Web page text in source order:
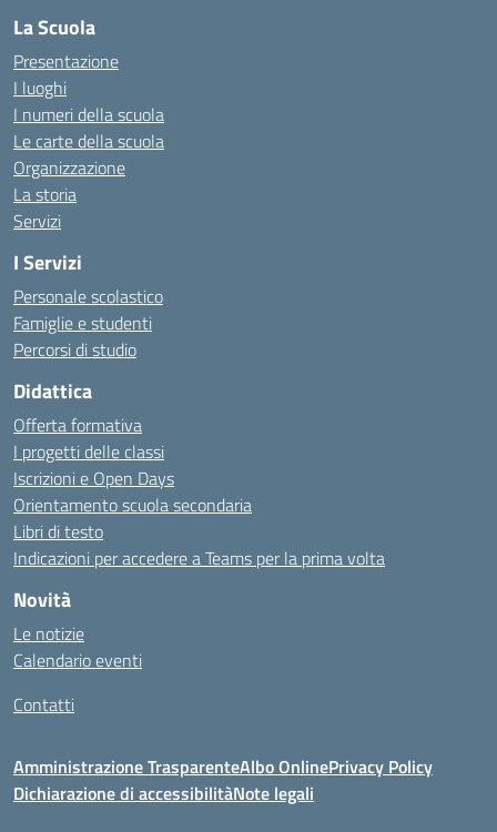
La Scuola
Presentazione
I luoghi
I numeri della scuola
Le carte della scuola
Organizzazione
La storia
Servizi
I Servizi
Personale scolastico
Famiglie e studenti
Percorsi di studio
Didattica
Offerta formativa
I progetti delle classi
Iscrizioni e Open Days
Orientamento scuola secondaria
Libri di testo
Indicazioni per accedere a Teams per la prima volta
Novità
Le notizie
Calendario eventi
Contatti
Amministrazione TrasparenteAlbo OnlinePrivacy Policy
Dichiarazione di accessibilitàNote legali